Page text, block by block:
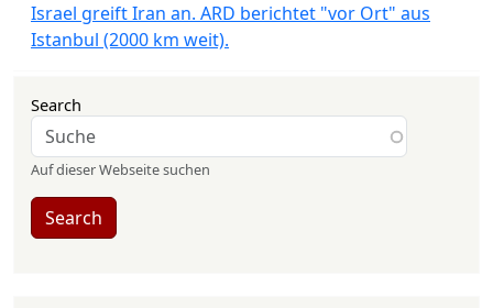
Israel greift Iran an. ARD berichtet "vor Ort" aus
Istanbul (2000 km weit).
Search
Auf dieser Webseite suchen
Search